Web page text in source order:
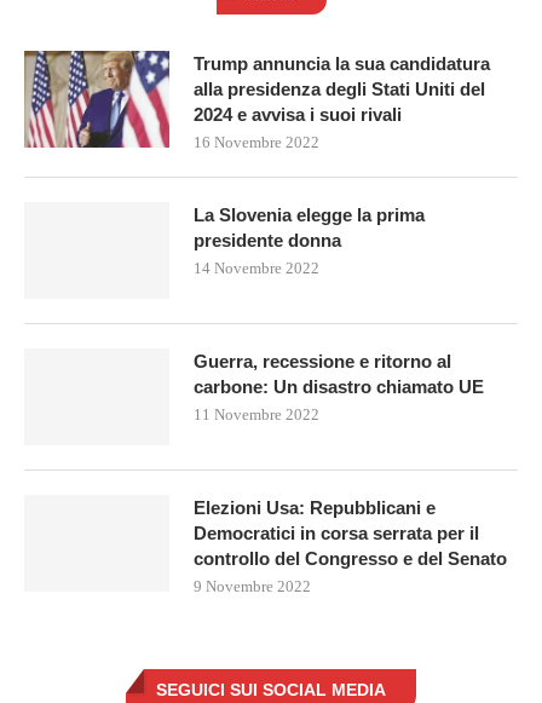
Trump annuncia la sua candidatura
alla presidenza degli Stati Uniti del
2024 e avvisa i suoi rivali
16 Novembre 2022
La Slovenia elegge la prima
presidente donna
14 Novembre 2022
Guerra, recessione e ritorno al
carbone: Un disastro chiamato UE
11 Novembre 2022
Elezioni Usa: Repubblicani e
Democratici in corsa serrata per il
controllo del Congresso e del Senato
9 Novembre 2022
SEGUICI SUI SOCIAL MEDIA